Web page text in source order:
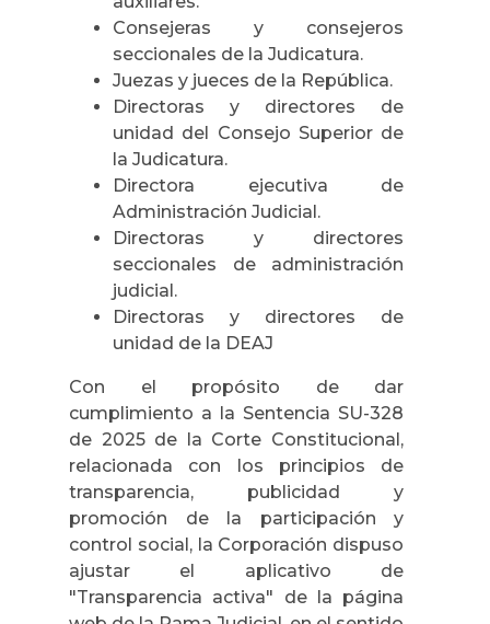
Consejeras y consejeros
seccionales de la Judicatura.
Juezas y jueces de la República.
Directoras y directores de
unidad del Consejo Superior de
la Judicatura.
Directora ejecutiva de
Administración Judicial.
Directoras y directores
seccionales de administración
judicial.
Directoras y directores de
unidad de la DEAJ
Con el propósito de dar
cumplimiento a la Sentencia SU-328
de 2025 de la Corte Constitucional,
relacionada con los principios de
transparencia, publicidad y
promoción de la participación y
control social, la Corporación dispuso
ajustar el aplicativo de
"Transparencia activa" de la página